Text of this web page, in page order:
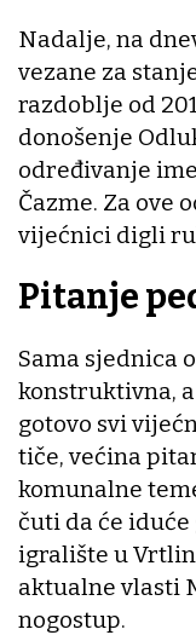
Nadalje, na
vezane za
razdoblje od
donošenje
određivanje
Čazme. Za ove
vijećnici digli
Pitanje
Sama sjednica
konstruktivna,
gotovo svi
tiče, većina
komunalne
čuti da će
igralište u
aktualne vlasti
nogostup.